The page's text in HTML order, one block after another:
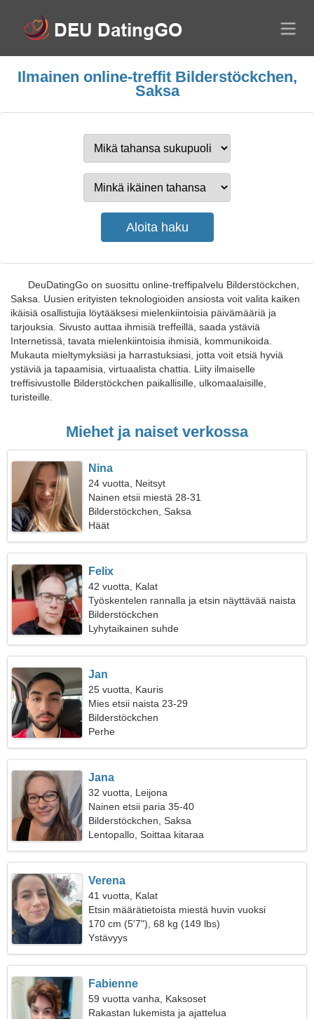
Ilmainen online-treffit Bilderstöckchen,
Saksa
DeuDatingGo on suosittu online-treffipalvelu Bilderstöckchen,
Saksa. Uusien erityisten teknologioiden ansiosta voit valita kaiken
ikäisiä osallistujia löytääksesi mielenkiintoisia päivämääriä ja
tarjouksia. Sivusto auttaa ihmisiä treffeillä, saada ystäviä
Internetissä, tavata mielenkiintoisia ihmisiä, kommunikoida.
Mukauta mieltymyksiäsi ja harrastuksiasi, jotta voit etsiä hyviä
ystäviä ja tapaamisia, virtuaalista chattia. Liity ilmaiselle
treffisivustolle Bilderstöckchen paikallisille, ulkomaalaisille,
turisteille.
Miehet ja naiset verkossa
Nina
24 vuotta, Neitsyt
Nainen etsii miestä 28-31
Bilderstöckchen, Saksa
Häät
Felix
42 vuotta, Kalat
Työskentelen rannalla ja etsin näyttävää naista
Bilderstöckchen
Lyhytaikainen suhde
Jan
25 vuotta, Kauris
Mies etsii naista 23-29
Bilderstöckchen
Perhe
Jana
32 vuotta, Leijona
Nainen etsii paria 35-40
Bilderstöckchen, Saksa
Lentopallo, Soittaa kitaraa
Verena
41 vuotta, Kalat
Etsin määrätietoista miestä huvin vuoksi
170 cm (5'7"), 68 kg (149 lbs)
Ystävyys
Fabienne
59 vuotta vanha, Kaksoset
Rakastan lukemista ja ajattelua